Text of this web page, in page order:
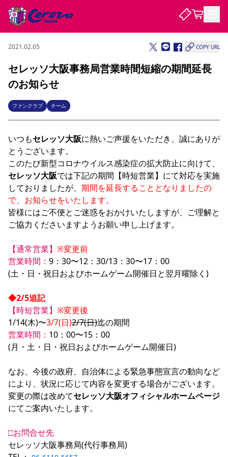
試合・チーム
試合について
試合日程 / 結果 順位表
チームについて
選手・スタッフ スケジュール メディア情報 アクセス
レディース
アカデミー ハナサカプレーヤー
観戦する
チケット
チケット情報 販売スケジュール 価格・席種
購入方法
シーズンシート
特定興行入場券
譲渡サービス
観戦ガイド
初めて観戦ガイド キッズ向けサービス グルメ
マッチデープログラム
観戦マナー&ルール
ビジターサポーター観戦ガイド
スタジアム
DAZNで観戦
DAZNで観戦
アウェイツアー
よくある質問
よくある質問
クラブを知る
セレッソ大阪について
クラブ紹介 沿革 シーズン記録 求人情報
サポートする
パートナー企業募集中 セレッソ大阪VISAカード
サポートスタッフ
セレッソアイデアちょうだいな 応援商店街
Lise（ライセンスビジネス）
サステナビリティ
サステナビリティポリシー SDGsのゴール インパクトレポート
活動レポート SPORT POSITIVE LEAGUES 取り組み実績
スポーツクラブ
関連団体/施設
長居公園 セレッソフットサルパーク
セレッソフットサルパーク長居
セレッソスポーツパーク舞洲 YANMAR HANASAKA STADIUM
大人のサッカースクール
その他スポーツクラブ
ファンクラブ
ファンクラブ
SAKURA SOCIO 招待券引換方法 まいセレチケット
会員規定
婚姻届・出生届・命名書
ニュース
ニュース
ホームタウン
パートナー
レディース
アカデミー
2021.02.05 COPY URL
セレッソ大阪事務局営業時間短縮の期間延長
のお知らせ
ファンクラブ チーム
いつもセレッソ大阪に熱いご声援をいただき、誠にありが
とうございます。
このたび新型コロナウイルス感染症の拡大防止に向けて、
セレッソ大阪では下記の期間【時短営業】にて対応を実施
しておりましたが、 期間を延長することとなりましたの
で、お知らせをいたします。
皆様にはご不便とご迷惑をおかけいたしますが、ご理解と
ご協力くださいますようお願い申し上げます。
【通常営業】 ※変更前
営業時間： 9：30〜12：30/13：30〜17：00
(土・日・祝日およびホームゲーム開催日と翌月曜除く)
◆2/5追記
【時短営業】 ※変更後
1/14(木)〜3/7(日)2/7(日)
営業時間： 10：00〜15：00
(月・土・日・祝日およびホームゲーム開催日)
なお、今後の政府、自治体による緊急事態宣言の動向など
により、状況に応じて内容を変更する場合がございます。
変更の際は改めてセレッソ大阪オフィシャルホームページ
にてご案内いたします。
□お問合せ先
セレッソ大阪事務局(代行事務局)